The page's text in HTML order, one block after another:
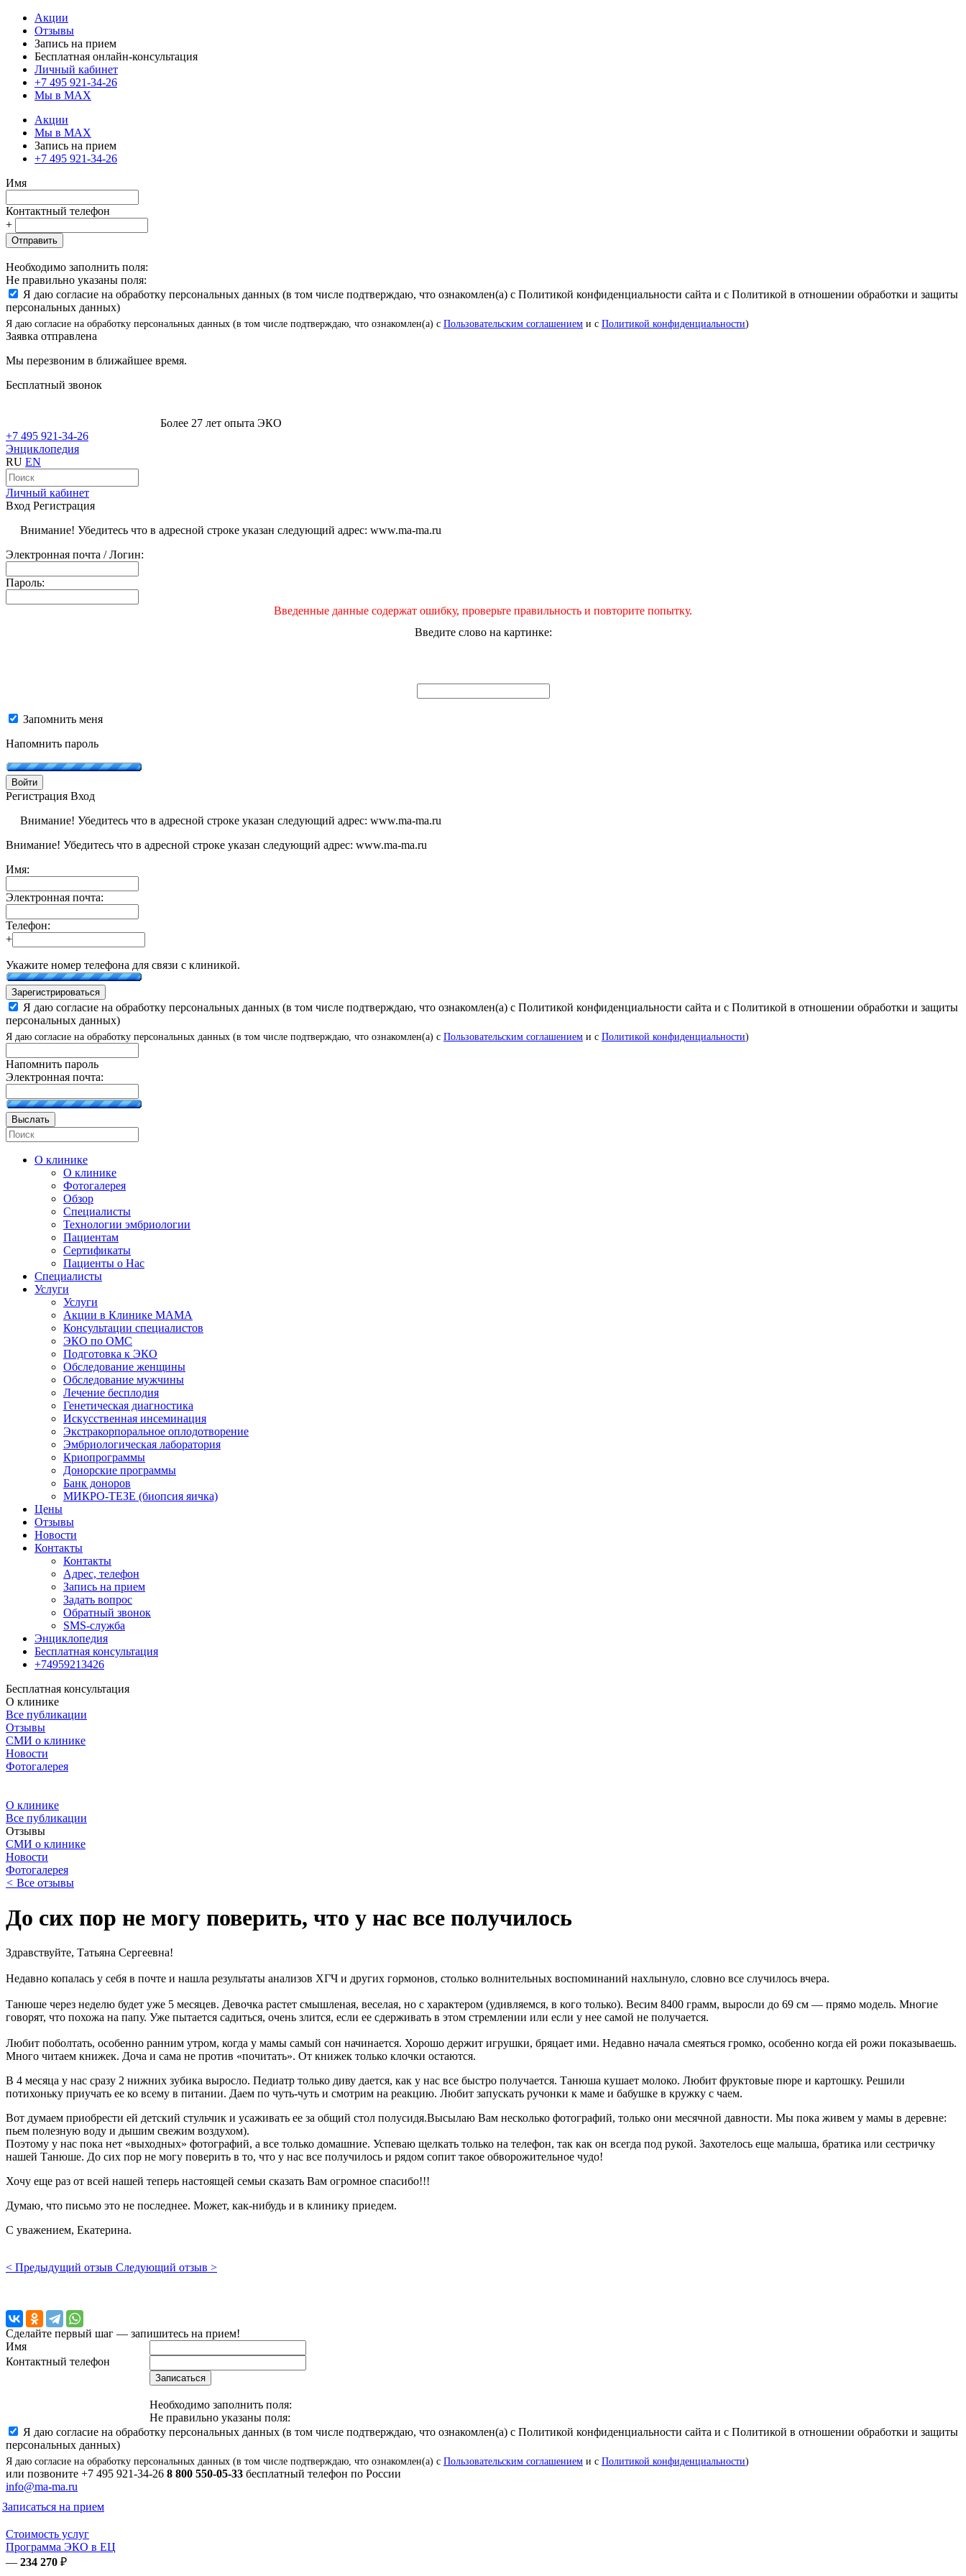
Акции
Отзывы
Запись на прием
Бесплатная онлайн-консультация
Личный кабинет
+7 495 921-34-26
Мы в MAX
Акции
Мы в MAX
Запись на прием
+7 495 921-34-26
Имя
Контактный телефон
+
Отправить
Необходимо заполнить поля:
Не правильно указаны поля:
Я даю согласие на обработку персональных данных (в том числе подтверждаю, что ознакомлен(а) с Политикой конфиденциальности сайта и с Политикой в отношении обработки и защиты
персональных данных)
Я даю согласие на обработку персональных данных (в том числе подтверждаю, что ознакомлен(а) с Пользовательским соглашением и с Политикой конфиденциальности)
Заявка отправлена
Мы перезвоним в ближайшее время.
Бесплатный звонок
Более 27 лет опыта ЭКО
+7 495 921-34-26
Энциклопедия
RU EN
Личный кабинет
Вход Регистрация
Внимание! Убедитесь что в адресной строке указан следующий адрес: www.ma-ma.ru
Электронная почта / Логин:
Пароль:
Введенные данные содержат ошибку, проверьте правильность и повторите попытку.
Введите слово на картинке:
Запомнить меня
Напомнить пароль
Войти
Регистрация Вход
Внимание! Убедитесь что в адресной строке указан следующий адрес: www.ma-ma.ru
Внимание! Убедитесь что в адресной строке указан следующий адрес: www.ma-ma.ru
Имя:
Электронная почта:
Телефон:
+
Укажите номер телефона для связи с клиникой.
Зарегистрироваться
Я даю согласие на обработку персональных данных (в том числе подтверждаю, что ознакомлен(а) с Политикой конфиденциальности сайта и с Политикой в отношении обработки и защиты
персональных данных)
Я даю согласие на обработку персональных данных (в том числе подтверждаю, что ознакомлен(а) с Пользовательским соглашением и с Политикой конфиденциальности)
Напомнить пароль
Электронная почта:
Выслать
О клинике
О клинике
Фотогалерея
Обзор
Специалисты
Технологии эмбриологии
Пациентам
Сертификаты
Пациенты о Нас
Специалисты
Услуги
Услуги
Акции в Клинике МАМА
Консультации специалистов
ЭКО по ОМС
Подготовка к ЭКО
Обследование женщины
Обследование мужчины
Лечение бесплодия
Генетическая диагностика
Искусственная инсеминация
Экстракорпоральное оплодотворение
Эмбриологическая лаборатория
Криопрограммы
Донорские программы
Банк доноров
МИКРО-ТЕЗЕ (биопсия яичка)
Цены
Отзывы
Новости
Контакты
Контакты
Адрес, телефон
Запись на прием
Задать вопрос
Обратный звонок
SMS-служба
Энциклопедия
Бесплатная консультация
+74959213426
Бесплатная консультация
О клинике
Все публикации
Отзывы
СМИ о клинике
Новости
Фотогалерея
О клинике
Все публикации
Отзывы
СМИ о клинике
Новости
Фотогалерея
< Все отзывы
До сих пор не могу поверить, что у нас все получилось
Здравствуйте, Татьяна Сергеевна!
Недавно копалась у себя в почте и нашла результаты анализов ХГЧ и других гормонов, столько волнительных воспоминаний нахлынуло, словно все случилось вчера.
Танюше через неделю будет уже 5 месяцев. Девочка растет смышленая, веселая, но с характером (удивляемся, в кого только). Весим 8400 грамм, выросли до 69 см — прямо модель. Многие
говорят, что похожа на папу. Уже пытается садиться, очень злится, если ее сдерживать в этом стремлении или если у нее самой не получается.
Любит поболтать, особенно ранним утром, когда у мамы самый сон начинается. Хорошо держит игрушки, бряцает ими. Недавно начала смеяться громко, особенно когда ей рожи показываешь.
Много читаем книжек. Доча и сама не против «почитать». От книжек только клочки остаются.
В 4 месяца у нас сразу 2 нижних зубика выросло. Педиатр только диву дается, как у нас все быстро получается. Танюша кушает молоко. Любит фруктовые пюре и картошку. Решили
потихоньку приучать ее ко всему в питании. Даем по чуть-чуть и смотрим на реакцию. Любит запускать ручонки к маме и бабушке в кружку с чаем.
Вот думаем приобрести ей детский стульчик и усаживать ее за общий стол полусидя.Высылаю Вам несколько фотографий, только они месячной давности. Мы пока живем у мамы в деревне:
пьем полезную воду и дышим свежим воздухом).
Поэтому у нас пока нет «выходных» фотографий, а все только домашние. Успеваю щелкать только на телефон, так как он всегда под рукой. Захотелось еще малыша, братика или сестричку
нашей Танюше. До сих пор не могу поверить в то, что у нас все получилось и рядом сопит такое обворожительное чудо!
Хочу еще раз от всей нашей теперь настоящей семьи сказать Вам огромное спасибо!!!
Думаю, что письмо это не последнее. Может, как-нибудь и в клинику приедем.
С уважением, Екатерина.
< Предыдущий отзыв Следующий отзыв >
Сделайте первый шаг — запишитесь на прием!
Имя
Контактный телефон
Записаться
Необходимо заполнить поля:
Не правильно указаны поля:
Я даю согласие на обработку персональных данных (в том числе подтверждаю, что ознакомлен(а) с Политикой конфиденциальности сайта и с Политикой в отношении обработки и защиты
персональных данных)
Я даю согласие на обработку персональных данных (в том числе подтверждаю, что ознакомлен(а) с Пользовательским соглашением и с Политикой конфиденциальности)
или позвоните +7 495 921-34-26 8 800 550-05-33 бесплатный телефон по России
info@ma-ma.ru
Записаться на прием
Стоимость услуг
Программа ЭКО в ЕЦ
— 234 270 ₽